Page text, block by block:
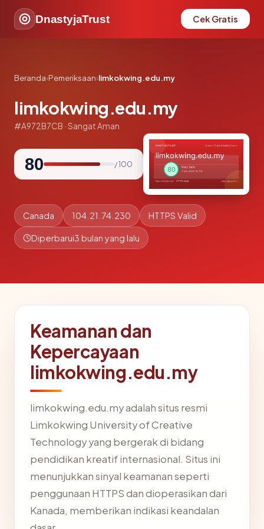
DnastyjaTrust Cek Gratis
Beranda›Pemeriksaan›limkokwing.edu.my
limkokwing.edu.my
#A972B7CB · Sangat Aman
80 / 100
Canada 104.21.74.230 HTTPS Valid
Diperbarui3 bulan yang lalu
Keamanan dan
Kepercayaan
limkokwing.edu.my
limkokwing.edu.my adalah situs resmi
Limkokwing University of Creative
Technology yang bergerak di bidang
pendidikan kreatif internasional. Situs ini
menunjukkan sinyal keamanan seperti
penggunaan HTTPS dan dioperasikan dari
Kanada, memberikan indikasi keandalan